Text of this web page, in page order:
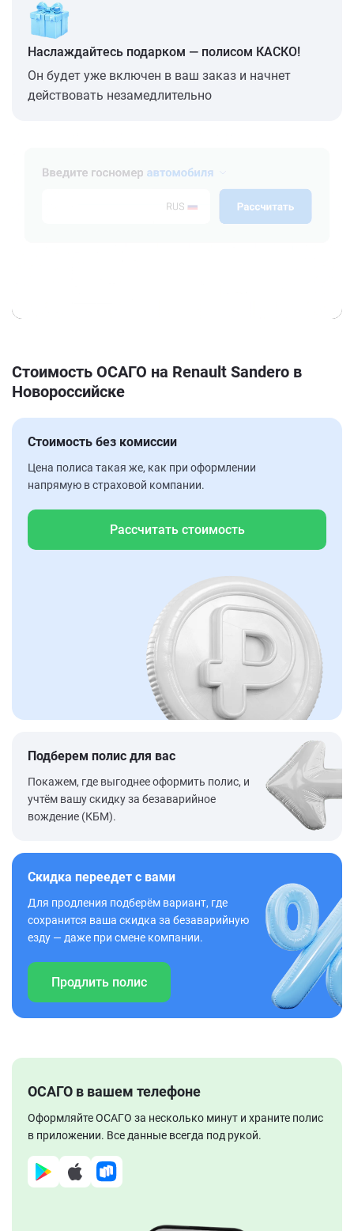
Наслаждайтесь подарком — полисом КАСКО!
Он будет уже включен в ваш заказ и начнет
действовать незамедлительно
Стоимость ОСАГО на Renault Sandero в
Новороссийске
Стоимость без комиссии
Цена полиса такая же, как при оформлении
напрямую в страховой компании.
Рассчитать стоимость
Подберем полис для вас
Покажем, где выгоднее оформить полис, и
учтём вашу скидку за безаварийное
вождение (КБМ).
Скидка переедет с вами
Для продления подберём вариант, где
сохранится ваша скидка за безаварийную
езду — даже при смене компании.
Продлить полис
ОСАГО в вашем телефоне
Оформляйте ОСАГО за несколько минут и храните полис
в приложении. Все данные всегда под рукой.